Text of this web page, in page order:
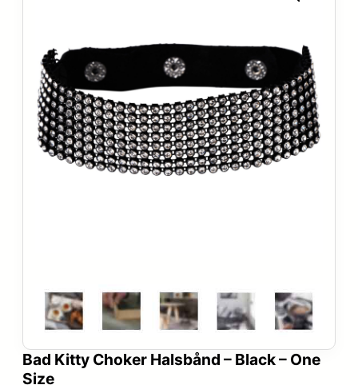
Bad Kitty Choker Halsbånd – Black – One
Size